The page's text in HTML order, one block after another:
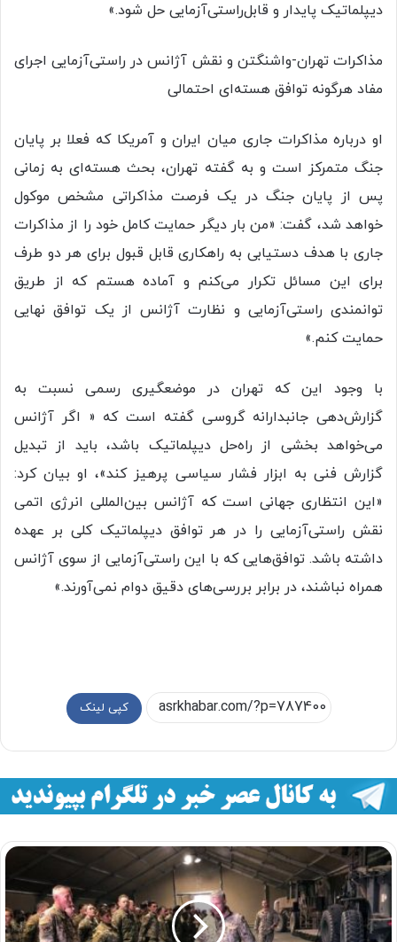
دیپلماتیک پایدار و قابل‌راستی‌آزمایی حل شود.»
مذاکرات تهران-واشنگتن و نقش آژانس در راستی‌آزمایی اجرای
مفاد هرگونه توافق هسته‌ای احتمالی
او درباره مذاکرات جاری میان ایران و آمریکا که فعلا بر پایان
جنگ متمرکز است و به گفته تهران، بحث هسته‌ای به زمانی
پس از پایان جنگ در یک فرصت مذاکراتی مشخص موکول
خواهد شد، گفت: «من بار دیگر حمایت کامل خود را از مذاکرات
جاری با هدف دستیابی به راهکاری قابل قبول برای هر دو طرف
برای این مسائل تکرار می‌کنم و آماده هستم که از طریق
توانمندی راستی‌آزمایی و نظارت آژانس از یک توافق نهایی
حمایت کنم.»
با وجود این که تهران در موضعگیری رسمی نسبت به
گزارش‌دهی جانبدارانه گروسی گفته است که « اگر آژانس
می‌خواهد بخشی از راه‌حل دیپلماتیک باشد، باید از تبدیل
گزارش فنی به ابزار فشار سیاسی پرهیز کند»،‌ او بیان کرد:
«این انتظاری جهانی است که آژانس بین‌المللی انرژی اتمی
نقش راستی‌آزمایی را در هر توافق دیپلماتیک کلی بر عهده
داشته باشد. توافق‌هایی که با این راستی‌آزمایی از سوی آژانس
همراه نباشند، در برابر بررسی‌های دقیق دوام نمی‌آورند.»
کپی لینک